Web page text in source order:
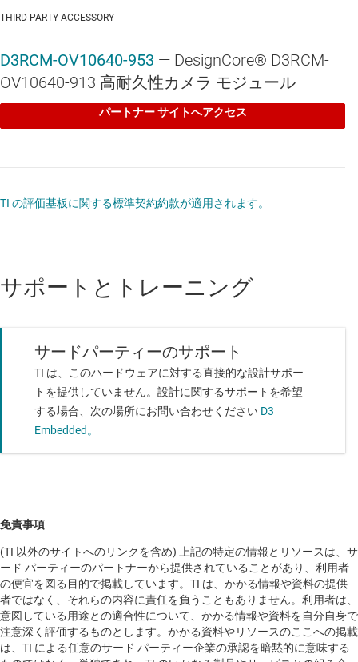
THIRD-PARTY ACCESSORY
D3RCM-OV10640-953 — DesignCore® D3RCM-
OV10640-913 高耐久性カメラ モジュール
パートナー サイトへアクセス
TI の評価基板に関する標準契約約款が適用されます。
サポートとトレーニング
サードパーティーのサポート
TI は、このハードウェアに対する直接的な設計サポー
トを提供していません。設計に関するサポートを希望
する場合、次の場所にお問い合わせください D3
Embedded。
免責事項
(TI 以外のサイトへのリンクを含め) 上記の特定の情報とリソースは、サ
ード パーティーのパートナーから提供されていることがあり、利用者
の便宜を図る目的で掲載しています。TI は、かかる情報や資料の提供
者ではなく、それらの内容に責任を負うこともありません。利用者は、
意図している用途との適合性について、かかる情報や資料を自分自身で
注意深く評価するものとします。かかる資料やリソースのここへの掲載
は、TI による任意のサード パーティー企業の承認を暗黙的に意味する